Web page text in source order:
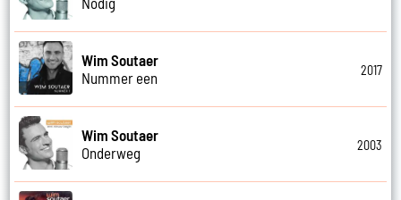
Wim Soutaer
Nummer een
2017
Wim Soutaer
Onderweg
2003